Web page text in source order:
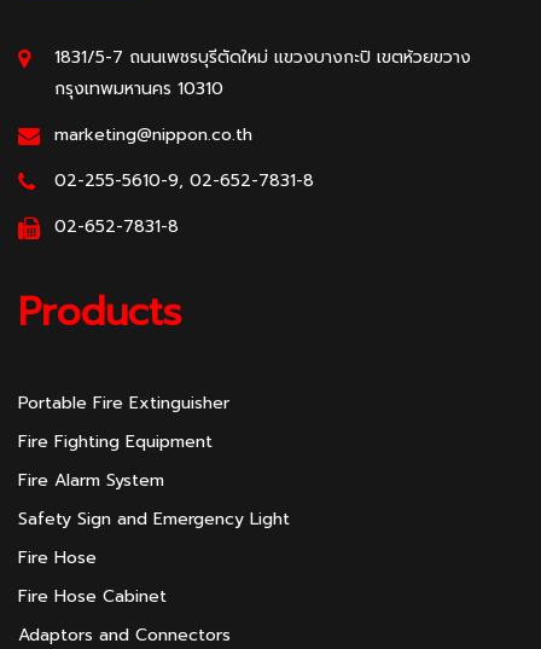
1831/5-7 ถนนเพชรบุรีตัดใหม่ แขวงบางกะปิ เขตห้วยขวาง
กรุงเทพมหานคร 10310
marketing@nippon.co.th
02-255-5610-9, 02-652-7831-8
02-652-7831-8
Products
Portable Fire Extinguisher
Fire Fighting Equipment
Fire Alarm System
Safety Sign and Emergency Light
Fire Hose
Fire Hose Cabinet
Adaptors and Connectors